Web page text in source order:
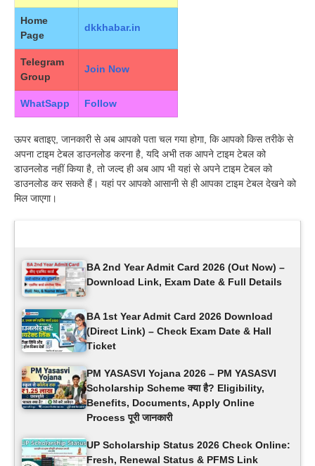
Home
Page
dkkhabar.in
Telegram
Group
Join Now
WhatSapp Follow
ऊपर बताइए, जानकारी से अब आपको पता चल गया होगा, कि आपको किस तरीके से
अपना टाइम टेबल डाउनलोड करना है, यदि अभी तक आपने टाइम टेबल को
डाउनलोड नहीं किया है, तो जल्द ही अब आप भी यहां से अपने टाइम टेबल को
डाउनलोड कर सकते हैं। यहां पर आपको आसानी से ही आपका टाइम टेबल देखने को
मिल जाएगा।
BA 2nd Year Admit Card 2026 (Out Now) –
Download Link, Exam Date & Full Details
BA 1st Year Admit Card 2026 Download
(Direct Link) – Check Exam Date & Hall
Ticket
PM YASASVI Yojana 2026 – PM YASASVI
Scholarship Scheme क्या है? Eligibility,
Benefits, Documents, Apply Online
Process पूरी जानकारी
UP Scholarship Status 2026 Check Online:
Fresh, Renewal Status & PFMS Link